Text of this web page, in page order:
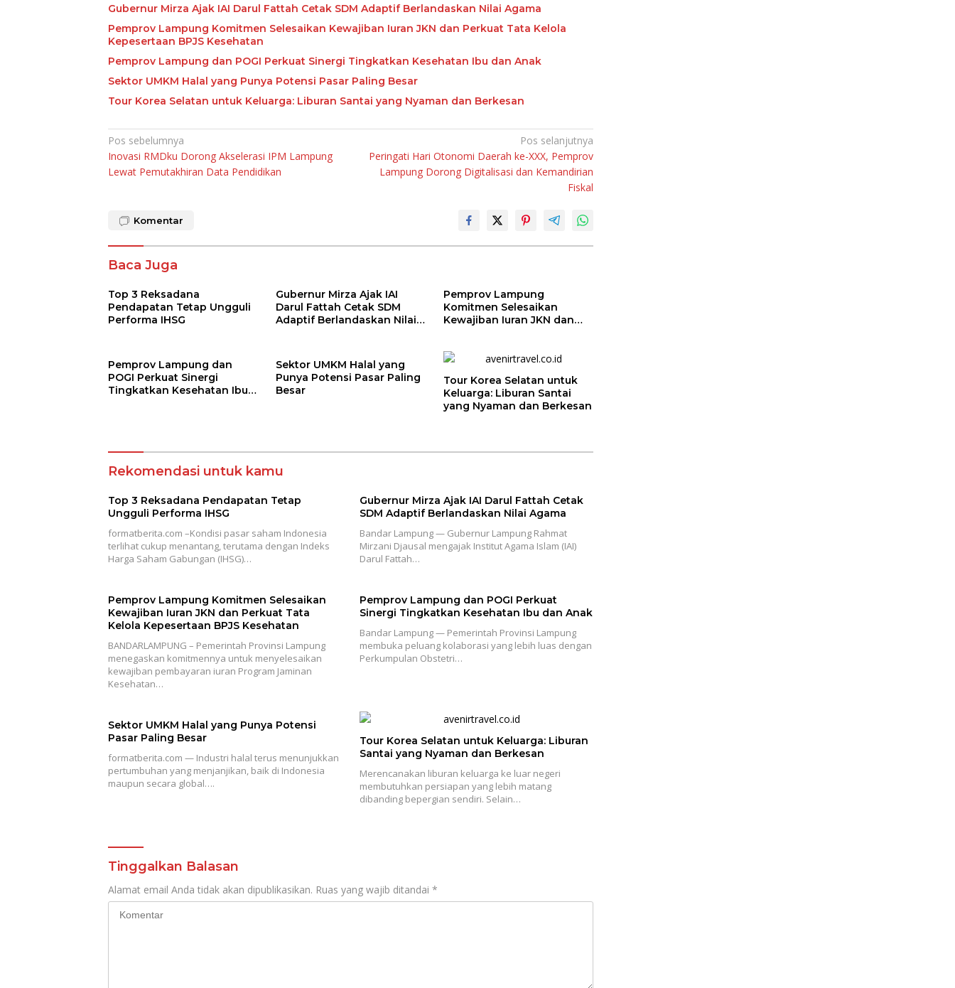
Gubernur Mirza Ajak IAI Darul Fattah Cetak SDM Adaptif Berlandaskan Nilai Agama
Pemprov Lampung Komitmen Selesaikan Kewajiban Iuran JKN dan Perkuat Tata Kelola
Kepesertaan BPJS Kesehatan
Pemprov Lampung dan POGI Perkuat Sinergi Tingkatkan Kesehatan Ibu dan Anak
Sektor UMKM Halal yang Punya Potensi Pasar Paling Besar
Tour Korea Selatan untuk Keluarga: Liburan Santai yang Nyaman dan Berkesan
Navigasi
pos
Pos sebelumnya
Inovasi RMDku Dorong Akselerasi IPM Lampung
Lewat Pemutakhiran Data Pendidikan
Pos selanjutnya
Peringati Hari Otonomi Daerah ke-XXX, Pemprov
Lampung Dorong Digitalisasi dan Kemandirian
Fiskal
Komentar
Baca Juga
Top 3 Reksadana
Pendapatan Tetap Ungguli
Performa IHSG
Gubernur Mirza Ajak IAI
Darul Fattah Cetak SDM
Adaptif Berlandaskan Nilai
Pemprov Lampung
Komitmen Selesaikan
Kewajiban Iuran JKN dan
Kesehatan
Pemprov Lampung dan
POGI Perkuat Sinergi
Tingkatkan Kesehatan Ibu
Sektor UMKM Halal yang
Punya Potensi Pasar Paling
Besar
Tour Korea Selatan untuk
Keluarga: Liburan Santai
yang Nyaman dan Berkesan
Rekomendasi untuk kamu
Top 3 Reksadana Pendapatan Tetap
Ungguli Performa IHSG
formatberita.com –Kondisi pasar saham Indonesia
terlihat cukup menantang, terutama dengan Indeks
Harga Saham Gabungan (IHSG)…
Gubernur Mirza Ajak IAI Darul Fattah Cetak
SDM Adaptif Berlandaskan Nilai Agama
Bandar Lampung — Gubernur Lampung Rahmat
Mirzani Djausal mengajak Institut Agama Islam (IAI)
Darul Fattah…
Pemprov Lampung Komitmen Selesaikan
Kewajiban Iuran JKN dan Perkuat Tata
Kelola Kepesertaan BPJS Kesehatan
BANDARLAMPUNG – Pemerintah Provinsi Lampung
menegaskan komitmennya untuk menyelesaikan
kewajiban pembayaran iuran Program Jaminan
Kesehatan…
Pemprov Lampung dan POGI Perkuat
Sinergi Tingkatkan Kesehatan Ibu dan Anak
Bandar Lampung — Pemerintah Provinsi Lampung
membuka peluang kolaborasi yang lebih luas dengan
Perkumpulan Obstetri…
Sektor UMKM Halal yang Punya Potensi
Pasar Paling Besar
formatberita.com — Industri halal terus menunjukkan
pertumbuhan yang menjanjikan, baik di Indonesia
maupun secara global….
Tour Korea Selatan untuk Keluarga: Liburan
Santai yang Nyaman dan Berkesan
Merencanakan liburan keluarga ke luar negeri
membutuhkan persiapan yang lebih matang
dibanding bepergian sendiri. Selain…
Tinggalkan Balasan
Alamat email Anda tidak akan dipublikasikan. Ruas yang wajib ditandai *